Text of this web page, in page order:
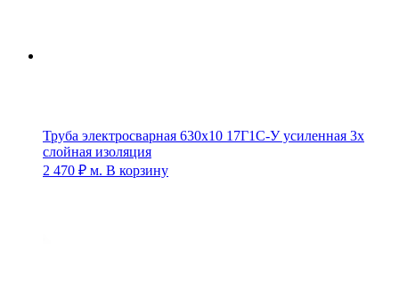
Труба электросварная 630х10 17Г1С-У усиленная 3х
слойная изоляция
2 470 ₽ м. В корзину